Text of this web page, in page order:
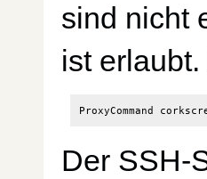
sind nicht
ist
Der SSH-